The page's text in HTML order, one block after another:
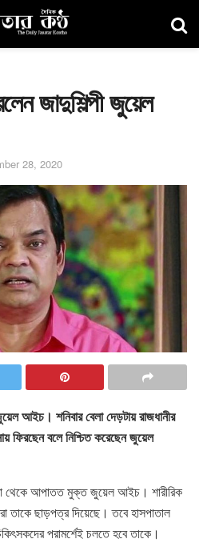
জাদুশিল্পী জুয়েল
28, 2020
আইচ। শনিবার বেলা দেড়টায় রাজধানীর
ফিরছেন বলে নিশ্চিত করেছেন জুয়েল
থেকে আপাতত মুক্ত জুয়েল আইচ। শারীরিক
তাকে ছাড়পত্র দিয়েছে। তবে হাসপাতাল
পরামর্শেই চলতে হবে তাকে।